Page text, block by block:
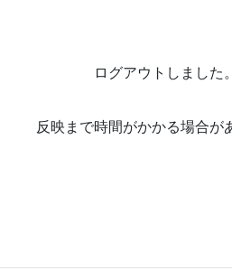
ログアウトしました。
反映まで時間がかかる場合が